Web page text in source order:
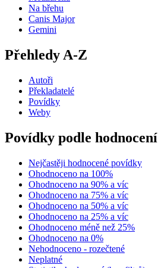
Na břehu
Canis Major
Gemini
Přehledy A-Z
Autoři
Překladatelé
Povídky
Weby
Povídky podle hodnocení
Nejčastěji hodnocené povídky
Ohodnoceno na 100%
Ohodnoceno na 90% a víc
Ohodnoceno na 75% a víc
Ohodnoceno na 50% a víc
Ohodnoceno na 25% a víc
Ohodnoceno méně než 25%
Ohodnoceno na 0%
Nehodnoceno - rozečtené
Neplatné